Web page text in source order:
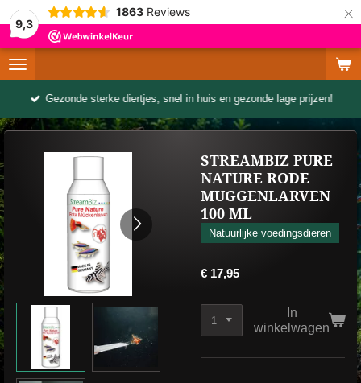
9,3
1863 Reviews ×
Gezonde sterke diertjes, snel in huis en gezonde lage prijzen!
STREAMBIZ PURE
NATURE RODE
MUGGENLARVEN
100 ML
Natuurlijke voedingsdieren
€ 17,95
In
winkelwagen